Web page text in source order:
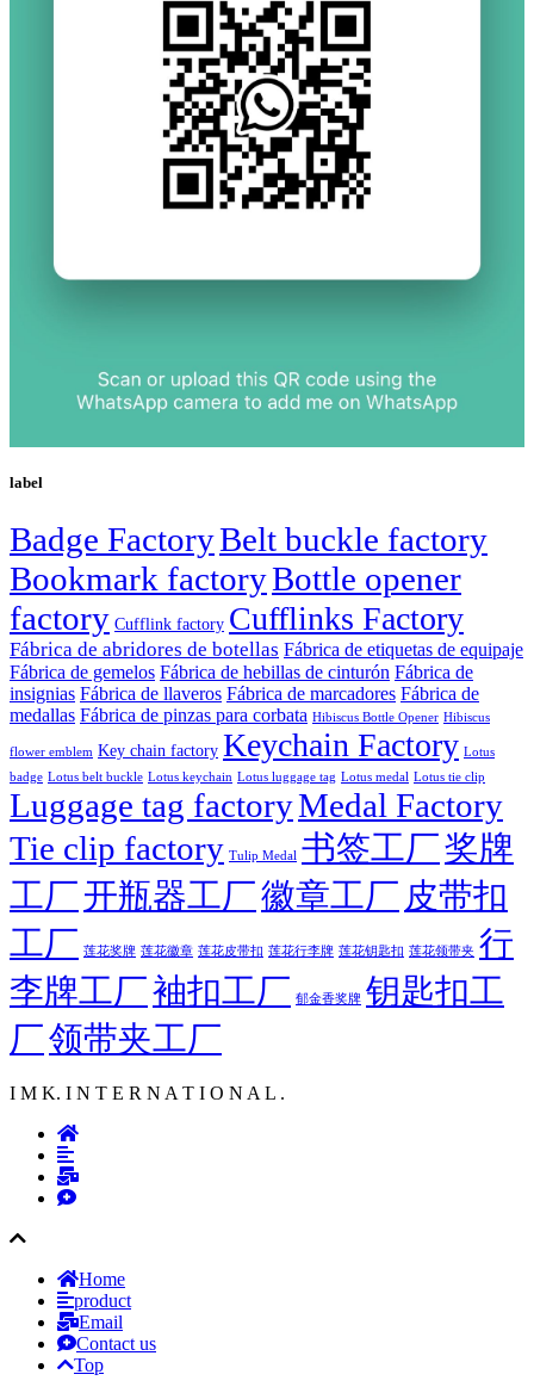
label
Badge FactoryBelt buckle factory
Bookmark factoryBottle opener
factory Cufflink factory Cufflinks Factory
Fábrica de abridores de botellas Fábrica de etiquetas de equipaje
Fábrica de gemelos Fábrica de hebillas de cinturón Fábrica de
insignias Fábrica de llaveros Fábrica de marcadores Fábrica de
medallas Fábrica de pinzas para corbata Hibiscus Bottle Opener Hibiscus
flower emblem Key chain factory Keychain Factory Lotus
badge Lotus belt buckle Lotus keychain Lotus luggage tag Lotus medal Lotus tie clip
Luggage tag factoryMedal Factory
Tie clip factory Tulip Medal 书签工厂奖牌
工厂开瓶器工厂徽章工厂 皮带扣
工厂 莲花奖牌 莲花徽章 莲花皮带扣 莲花行李牌 莲花钥匙扣 莲花领带夹 行
李牌工厂袖扣工厂 郁金香奖牌 钥匙扣工
厂领带夹工厂
I M K. I N T E R N A T I O N A L .
Home
product
Email
Contact us
Top